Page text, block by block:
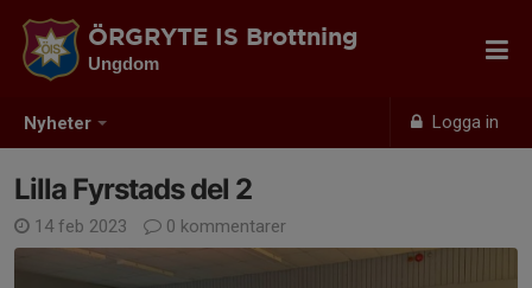
Nyheter Logga in
ÖRGRYTE IS Brottning
Ungdom
Lilla Fyrstads del 2
14 feb 2023 0 kommentarer